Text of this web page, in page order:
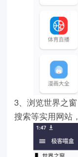
3、浏览世界之
搜索等实用网站